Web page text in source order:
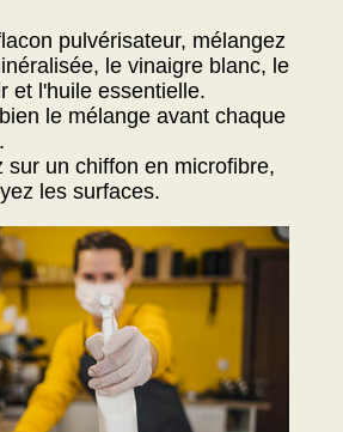
pulvérisateur, mélangez
le vinaigre blanc, le
et l'huile essentielle.
le mélange avant chaque
sur un chiffon en microfibre,
les surfaces.